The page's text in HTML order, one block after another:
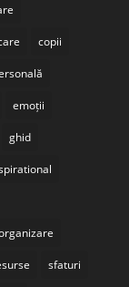
copii
emoții
ghid
sfaturi